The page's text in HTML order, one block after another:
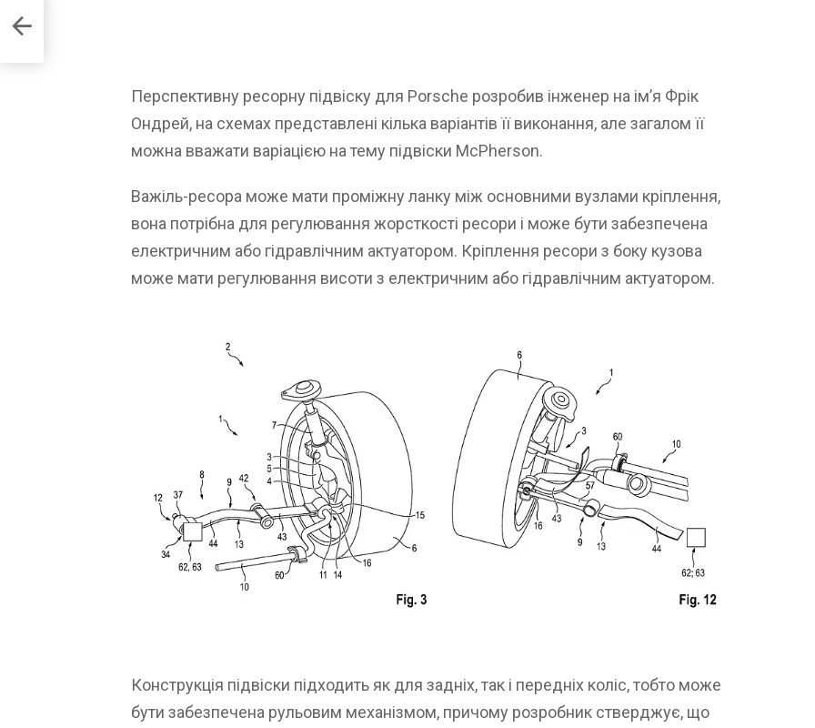
Перспективну ресорну підвіску для Porsche розробив інженер на ім’я Фрік
Ондрей, на схемах представлені кілька варіантів її виконання, але загалом її
можна вважати варіацією на тему підвіски McPherson.
Важіль-ресора може мати проміжну ланку між основними вузлами кріплення,
вона потрібна для регулювання жорсткості ресори і може бути забезпечена
електричним або гідравлічним актуатором. Кріплення ресори з боку кузова
може мати регулювання висоти з електричним або гідравлічним актуатором.
Конструкція підвіски підходить як для задніх, так і передніх коліс, тобто може
бути забезпечена рульовим механізмом, причому розробник стверджує, що